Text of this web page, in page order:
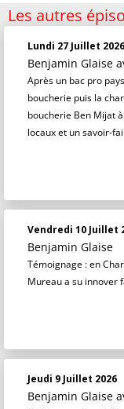
Les autres
Lundi 27 Juillet 2026
Benjamin Glaise
Après un bac pro
boucherie puis la
boucherie Ben Mijat
locaux et un savoir-
Vendredi 10 Juillet
Benjamin Glaise
Témoignage : en
Mureau a su innover
Jeudi 9 Juillet 2026
Benjamin Glaise